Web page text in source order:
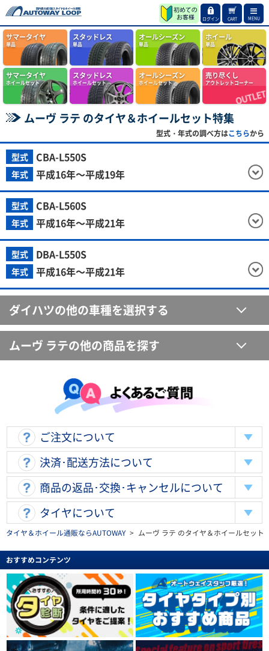
ログイン CART MENU
サマータイヤ
単品
スタッドレス
単品
オールシーズン
単品
ホイール
単品
サマータイヤ
ホイールセット
スタッドレス
ホイールセット
オールシーズン
ホイールセット
売り尽くし
アウトレットコーナー
ムーヴ ラテ のタイヤ＆ホイールセット特集
型式・年式の調べ方はこちらから
型式 CBA-L550S
年式 平成16年～平成19年
型式 CBA-L560S
年式 平成16年～平成21年
型式 DBA-L550S
年式 平成16年～平成21年
ダイハツの他の車種を選択する
ムーヴ ラテの他の商品を探す
ご注文について
決済･配送方法について
商品の返品･交換･キャンセルについて
タイヤについて
タイヤ＆ホイール通販ならAUTOWAY > ムーヴ ラテ のタイヤ＆ホイールセット
おすすめコンテンツ